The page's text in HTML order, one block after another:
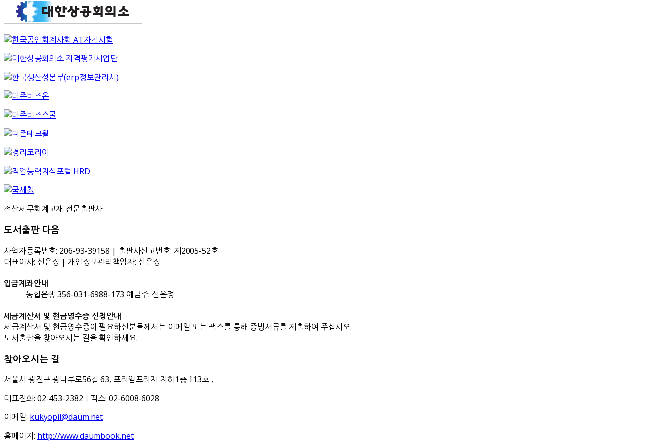
전산세무회계교재 전문출판사
도서출판 다음
사업자등록번호: 206-93-39158 | 출판사신고번호: 제2005-52호
대표이사: 신은정 | 개인정보관리책임자: 신은정
입금계좌안내
농협은행 356-031-6988-173 예금주: 신은정
세금계산서 및 현금영수증 신청안내
세금계산서 및 현금영수증이 필요하신분들께서는 이메일 또는 팩스를 통해 증빙서류를 제출하여 주십시오.
도서출판을 찾아오시는 길을 확인하세요.
찾아오시는 길
서울시 광진구 광나루로56길 63, 프라임프라자 지하1층 113호 ,
대표전화: 02-453-2382ㅣ팩스: 02-6008-6028
이메일: kukyopil@daum.net
홈페이지: http://www.daumbook.net